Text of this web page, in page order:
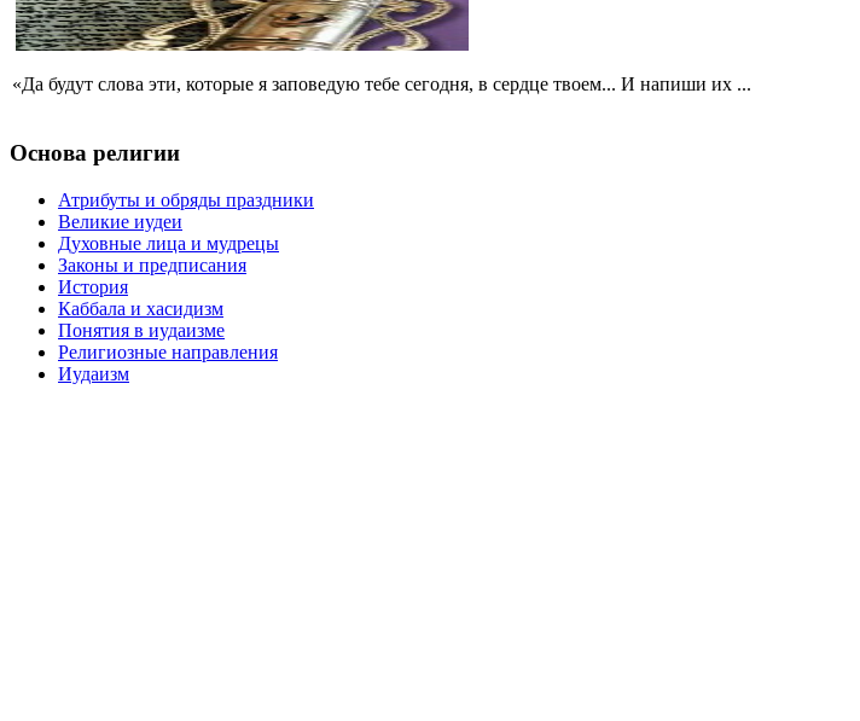
«Да будут слова эти, которые я заповедую тебе сегодня, в сердце твоем... И напиши их ...
Основа религии
Атрибуты и обряды праздники
Великие иудеи
Духовные лица и мудрецы
Законы и предписания
История
Каббала и хасидизм
Понятия в иудаизме
Религиозные направления
Иудаизм